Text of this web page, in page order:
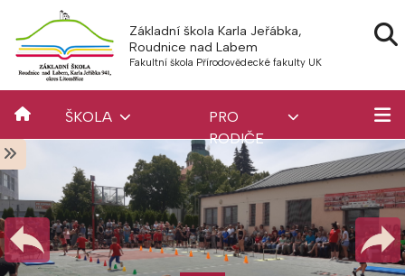
Základní škola Karla Jeřábka,
Roudnice nad Labem
Fakultní škola Přírodovědecké fakulty UK
ŠKOLA
PRO
RODIČE